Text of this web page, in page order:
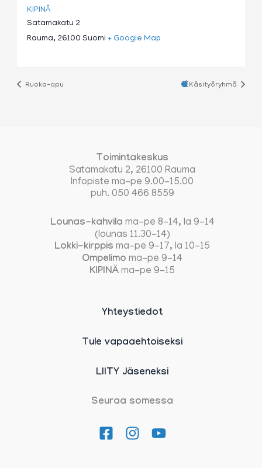
KIPINÄ
Satamakatu 2
Rauma, 26100 Suomi + Google Map
Ruoka-apu Käsityöryhmä
Toimintakeskus
Satamakatu 2, 26100 Rauma
Infopiste ma-pe 9.00-15.00
puh. 050 466 8559
Lounas-kahvila ma-pe 8-14, la 9-14
(lounas 11.30-14)
Lokki-kirppis ma-pe 9-17, la 10-15
Ompelimo ma-pe 9-14
KIPINÄ ma-pe 9-15
Yhteystiedot
Tule vapaaehtoiseksi
LIITY Jäseneksi
Seuraa somessa